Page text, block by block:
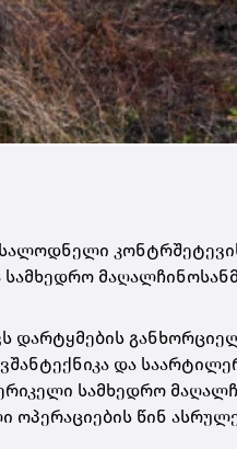
სამხედრო
და
სამხედრო
ოპერაციების წინ